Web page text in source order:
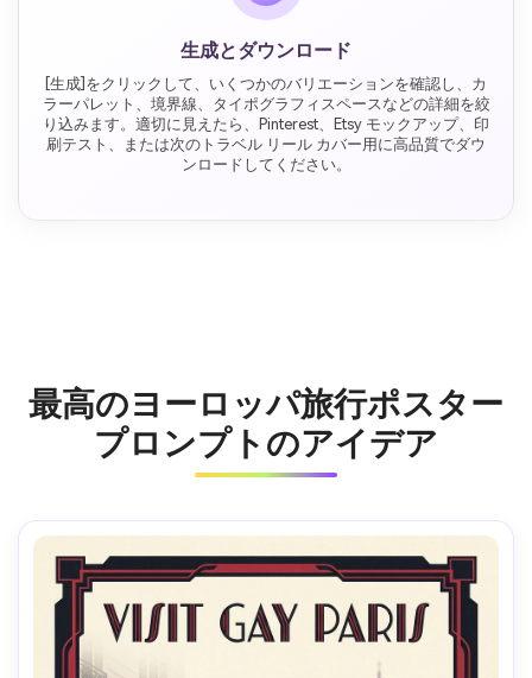
生成とダウンロード
[生成]をクリックして、いくつかのバリエーションを確認し、カ
ラーパレット、境界線、タイポグラフィスペースなどの詳細を絞
り込みます。適切に見えたら、Pinterest、Etsy モックアップ、印
刷テスト、または次のトラベル リール カバー用に高品質でダウ
ンロードしてください。
最高のヨーロッパ旅行ポスター
プロンプトのアイデア